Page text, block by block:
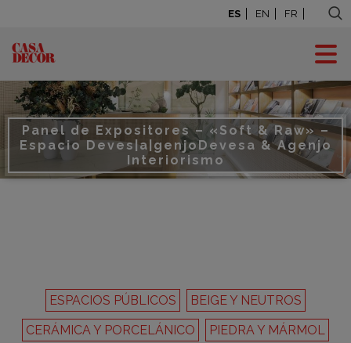
ES EN FR
Panel de Expositores – «Soft & Raw» –
Espacio Deves|a|genjoDevesa & Agenjo
Interiorismo
ESPACIOS PÚBLICOS
BEIGE Y NEUTROS
CERÁMICA Y PORCELÁNICO
PIEDRA Y MÁRMOL